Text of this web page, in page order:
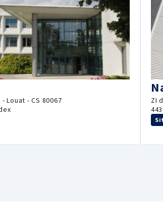
Louat - CS 80067
ZI